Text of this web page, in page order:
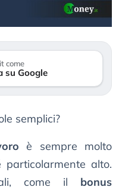
come
su Google
semplici?
è sempre molto
alto.
come il bonus